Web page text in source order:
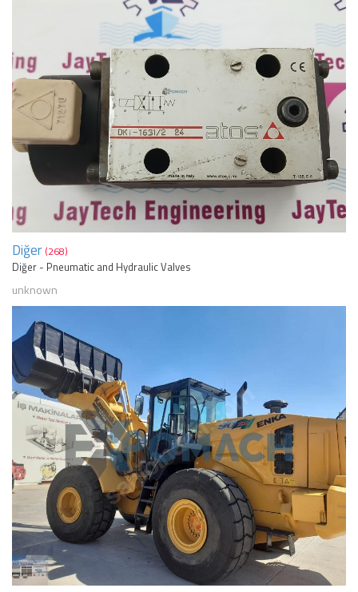
Diğer (268)
Diğer - Pneumatic and Hydraulic Valves
unknown